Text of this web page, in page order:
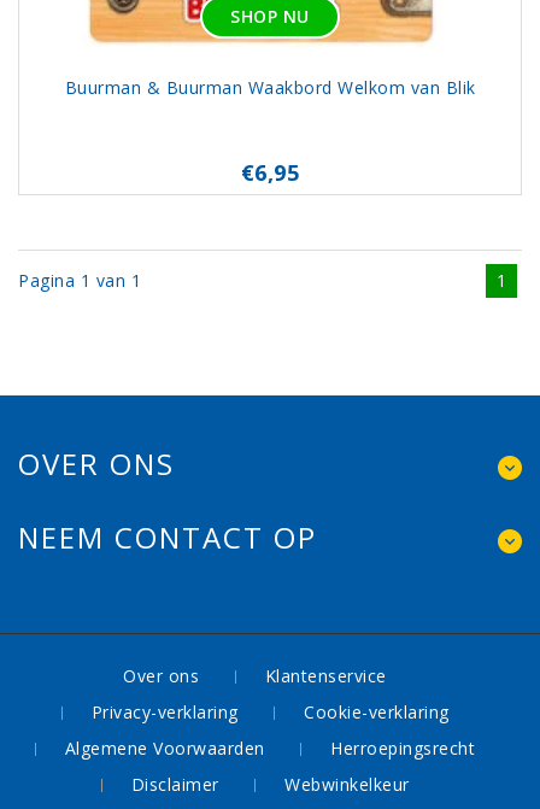
SHOP NU
Buurman & Buurman Waakbord Welkom van Blik
€6,95
Pagina 1 van 1 1
OVER ONS
NEEM CONTACT OP
Over ons
Klantenservice
Privacy-verklaring
Cookie-verklaring
Algemene Voorwaarden
Herroepingsrecht
Disclaimer
Webwinkelkeur